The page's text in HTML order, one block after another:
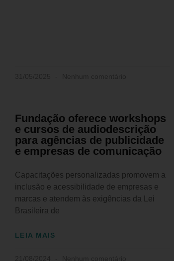
Fundação oferece workshops
e cursos de audiodescrição
para agências de publicidade
e empresas de comunicação
Capacitações personalizadas promovem a
inclusão e acessibilidade de empresas e
marcas e atendem às exigências da Lei
Brasileira de
LEIA MAIS